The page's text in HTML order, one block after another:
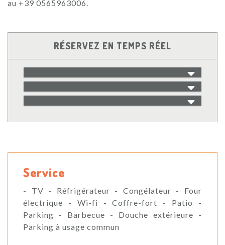
au +39 0565963006.
RÉSERVEZ EN TEMPS RÉEL
Service
- TV - Réfrigérateur - Congélateur - Four
électrique - Wi-fi - Coffre-fort - Patio -
Parking - Barbecue - Douche extérieure -
Parking à usage commun